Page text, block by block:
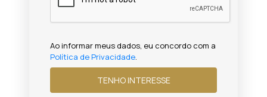
Ao informar meus dados, eu concordo com a
Política de Privacidade.
TENHO INTERESSE